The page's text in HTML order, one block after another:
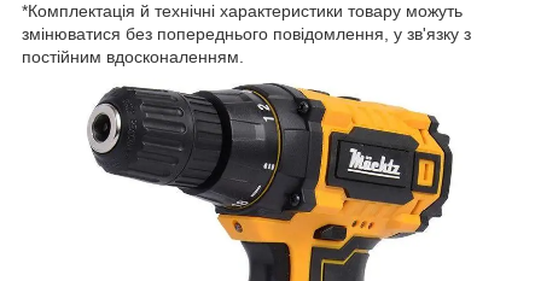
*Комплектація й технічні характеристики товару можуть
змінюватися без попереднього повідомлення, у зв'язку з
постійним вдосконаленням.